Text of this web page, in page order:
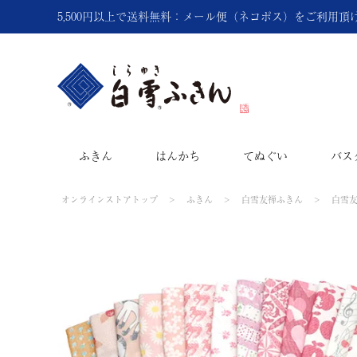
5,500円以上で送料無料：メール便（ネコポス）をご利用頂
ふきん はんかち てぬぐい バス
オンラインストアトップ ふきん 白雪友禅ふきん 白雪